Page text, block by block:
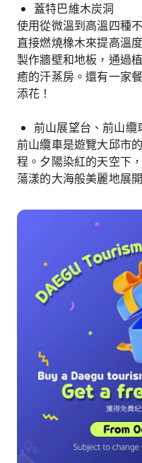
蓋特巴維木炭洞
使用從微溫到高溫四種
直接燃燒橡木來提高溫
製作牆壁和地板，通過
癒的汗蒸房。還有一家
添花！
前山展望台、前山纜
前山纜車是遊覽大邱市
程。夕陽染紅的天空下
蕩漾的大海般美麗地展